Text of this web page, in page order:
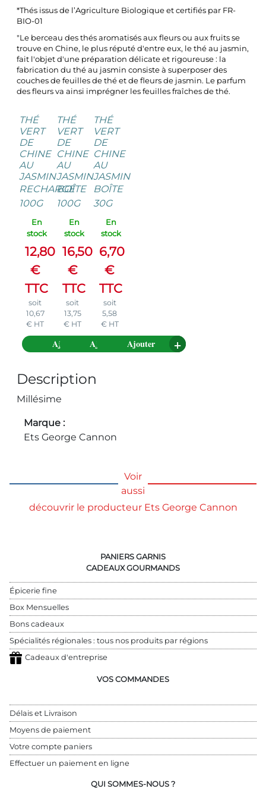
*Thés issus de l’Agriculture Biologique et certifiés par FR-
BIO-01
"Le berceau des thés aromatisés aux fleurs ou aux fruits se
trouve en Chine, le plus réputé d'entre eux, le thé au jasmin,
fait l'objet d'une préparation délicate et rigoureuse : la
fabrication du thé au jasmin consiste à superposer des
couches de feuilles de thé et de fleurs de jasmin. Le parfum
des fleurs va ainsi imprégner les feuilles fraîches de thé.
THÉ
VERT
DE
CHINE
AU
JASMIN
RECHARGE
100G
En
stock
12,80
€
TTC
soit
10,67
€ HT
Ajouter
THÉ
VERT
DE
CHINE
AU
JASMIN
BOÎTE
100G
En
stock
16,50
€
TTC
soit
13,75
€ HT
Ajouter
THÉ
VERT
DE
CHINE
AU
JASMIN
BOÎTE
30G
En
stock
6,70
€
TTC
soit
5,58
€HT
Ajouter
Description
Millésime
Marque
Ets George Cannon
Voir
aussi
découvrir le producteur Ets George Cannon
PANIERS GARNIS
CADEAUX GOURMANDS
Épicerie fine
Box Mensuelles
Bons cadeaux
Spécialités régionales : tous nos produits par régions
Cadeaux d'entreprise
VOS COMMANDES
Délais et Livraison
Moyens de paiement
Votre compte paniers
Effectuer un paiement en ligne
QUI SOMMES-NOUS ?